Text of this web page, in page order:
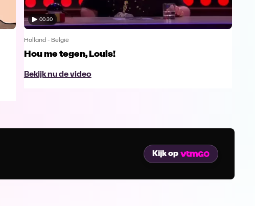
00:30
Holland - België
Hou me tegen, Louis!
Bekijk nu de video
Kijk op